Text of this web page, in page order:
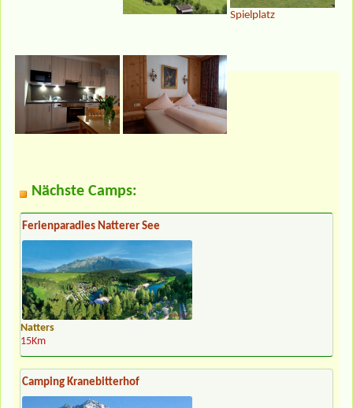
Spielplatz
Nächste Camps:
Ferienparadies Natterer See
Natters
15Km
Camping Kranebitterhof